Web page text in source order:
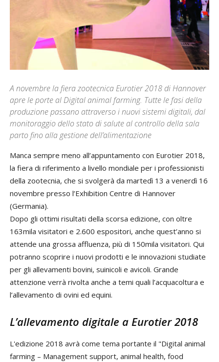
A novembre la fiera zootecnica Eurotier 2018 di Hannover
apre le porte al Digital animal farming. Tutte le fasi della
produzione passano attraverso i nuovi sistemi digitali, dal
monitoraggio dello stato di salute al controllo della sala
parto fino alla gestione dell’alimentazione
Manca sempre meno all’appuntamento con Eurotier 2018,
la fiera di riferimento a livello mondiale per i professionisti
della zootecnia, che si svolgerà da martedì 13 a venerdì 16
novembre presso l’Exhibition Centre di Hannover
(Germania).
Dopo gli ottimi risultati della scorsa edizione, con oltre
163mila visitatori e 2.600 espositori, anche quest’anno si
attende una grossa affluenza, più di 150mila visitatori. Qui
potranno scoprire i nuovi prodotti e le innovazioni studiate
per gli allevamenti bovini, suinicoli e avicoli. Grande
attenzione verrà rivolta anche a temi quali l’acquacoltura e
l’allevamento di ovini ed equini.
L’allevamento digitale a Eurotier 2018
L'edizione 2018 avrà come tema portante il "Digital animal
farming – Management support, animal health, food